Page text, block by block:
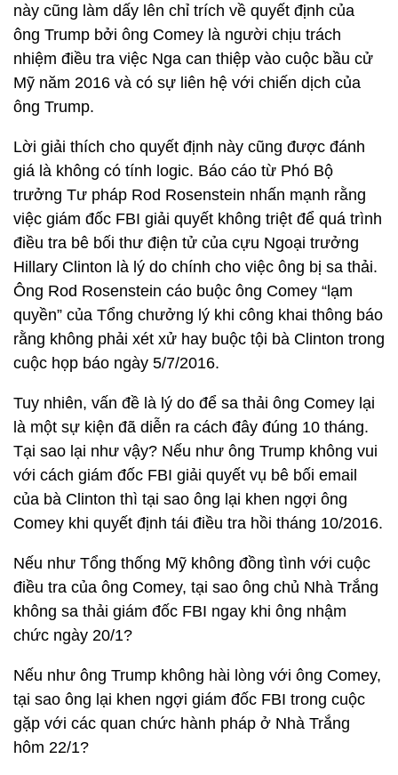
này cũng làm dấy lên chỉ trích về quyết định của
ông Trump bởi ông Comey là người chịu trách
nhiệm điều tra việc Nga can thiệp vào cuộc bầu cử
Mỹ năm 2016 và có sự liên hệ với chiến dịch của
ông Trump.
Lời giải thích cho quyết định này cũng được đánh
giá là không có tính logic. Báo cáo từ Phó Bộ
trưởng Tư pháp Rod Rosenstein nhấn mạnh rằng
việc giám đốc FBI giải quyết không triệt để quá trình
điều tra bê bối thư điện tử của cựu Ngoại trưởng
Hillary Clinton là lý do chính cho việc ông bị sa thải.
Ông Rod Rosenstein cáo buộc ông Comey “lạm
quyền” của Tổng chưởng lý khi công khai thông báo
rằng không phải xét xử hay buộc tội bà Clinton trong
cuộc họp báo ngày 5/7/2016.
Tuy nhiên, vấn đề là lý do để sa thải ông Comey lại
là một sự kiện đã diễn ra cách đây đúng 10 tháng.
Tại sao lại như vậy? Nếu như ông Trump không vui
với cách giám đốc FBI giải quyết vụ bê bối email
của bà Clinton thì tại sao ông lại khen ngợi ông
Comey khi quyết định tái điều tra hồi tháng 10/2016.
Nếu như Tổng thống Mỹ không đồng tình với cuộc
điều tra của ông Comey, tại sao ông chủ Nhà Trắng
không sa thải giám đốc FBI ngay khi ông nhậm
chức ngày 20/1?
Nếu như ông Trump không hài lòng với ông Comey,
tại sao ông lại khen ngợi giám đốc FBI trong cuộc
gặp với các quan chức hành pháp ở Nhà Trắng
hôm 22/1?